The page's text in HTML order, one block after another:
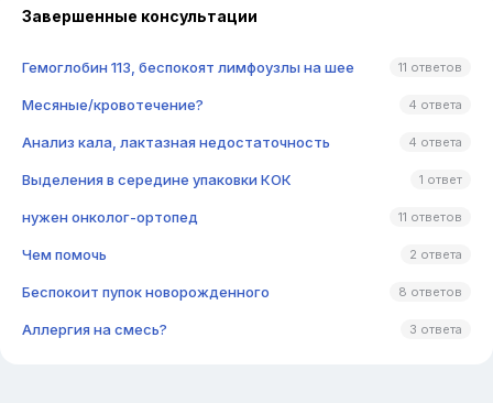
Завершенные консультации
Гемоглобин 113, беспокоят лимфоузлы на шее 11 ответов
Месяные/кровотечение? 4 ответа
Анализ кала, лактазная недостаточность 4 ответа
Выделения в середине упаковки КОК 1 ответ
нужен онколог-ортопед 11 ответов
Чем помочь 2 ответа
Беспокоит пупок новорожденного 8 ответов
Аллергия на смесь? 3 ответа